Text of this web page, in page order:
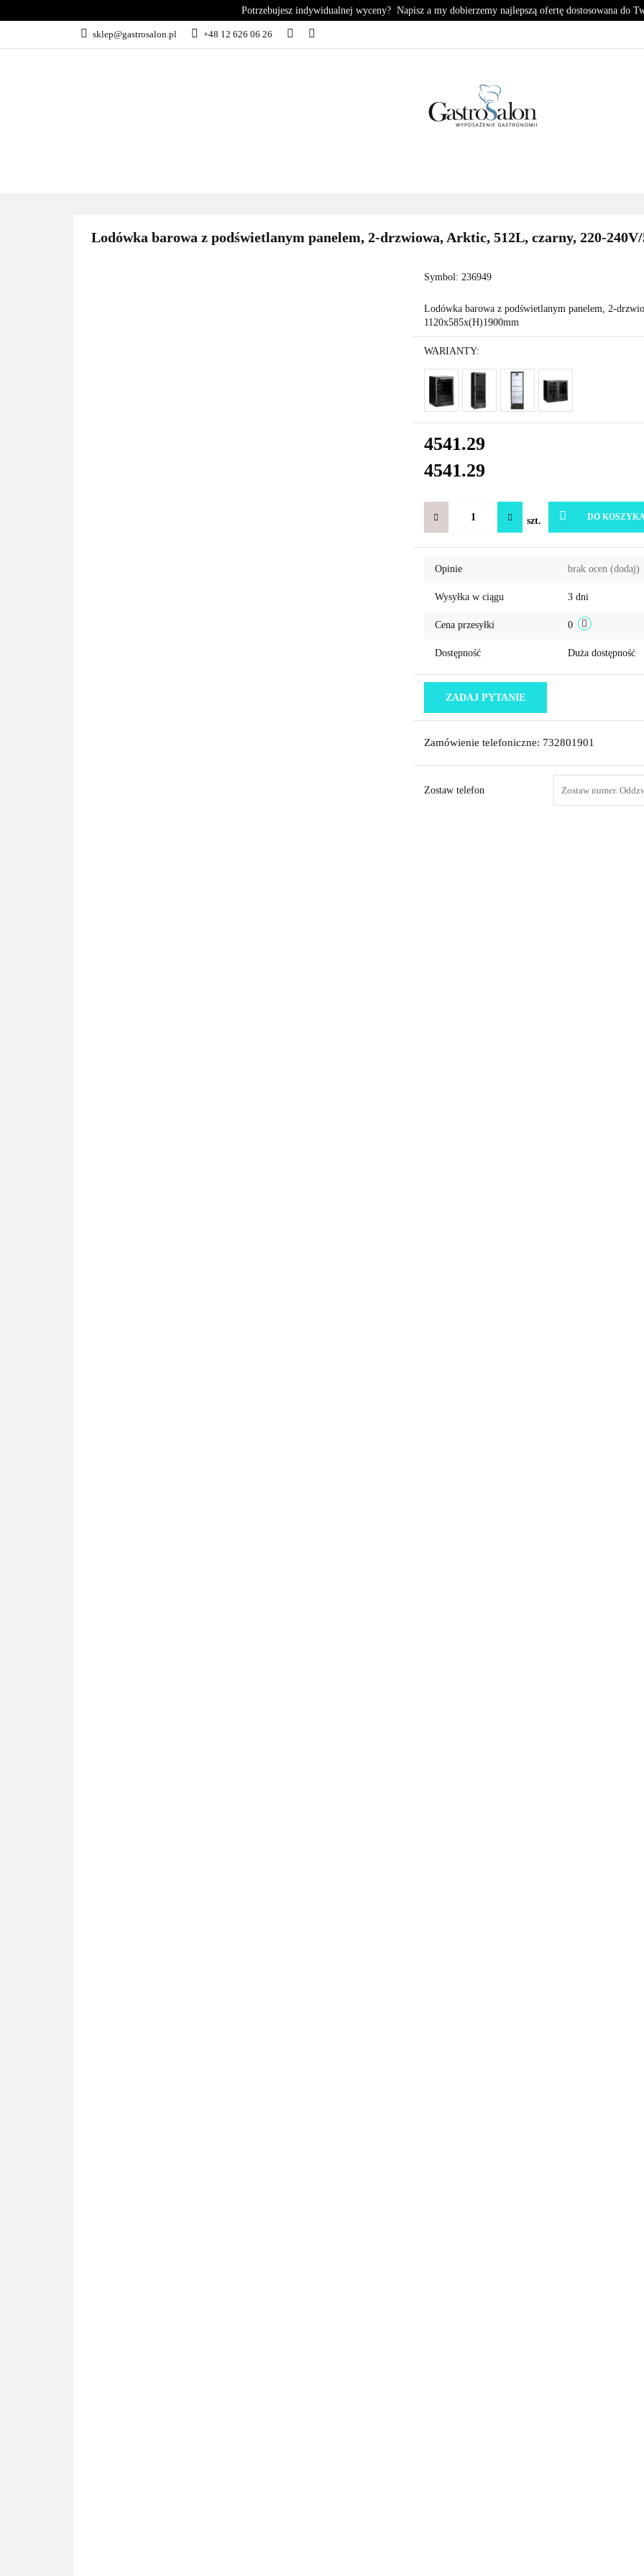
Potrzebujesz indywidualnej wyceny? Napisz a my dobierzemy najlepszą ofertę dostosowana do
sklep@gastrosalon.pl +48 12 626 06 26
KATEGORIE KUCHNIA CHŁODNICTWO ZMYWALNIA
Lodówka barowa z podświetlanym panelem, 2-drzwiowa, Arktic, 512L, czarny, 220-
Symbol: 236949
Lodówka barowa z podświetlanym panelem, 2-
1120x585x(H)1900mm
WARIANTY:
4541.29
4541.29
szt. DO
Opinie brak ocen (dodaj)
Wysyłka w ciągu 3 dni
Cena przesyłki 0
Dostępność Duża dostępność
ZADAJ PYTANIE
Zamówienie telefoniczne: 732801901
Zostaw telefon